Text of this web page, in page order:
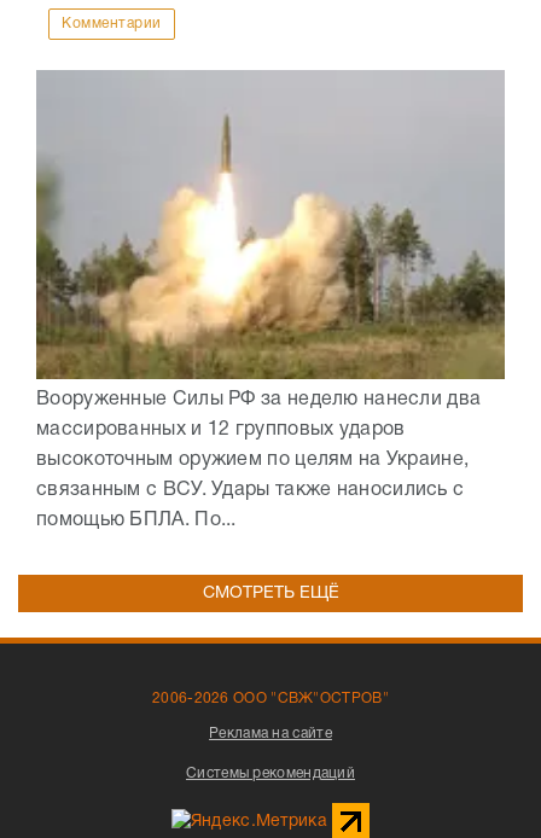
Комментарии
Вооруженные Силы РФ за неделю нанесли два
массированных и 12 групповых ударов
высокоточным оружием по целям на Украине,
связанным с ВСУ. Удары также наносились с
помощью БПЛА. По...
СМОТРЕТЬ ЕЩЁ
2006-2026 ООО "СВЖ"ОСТРОВ"
Реклама на сайте
Системы рекомендаций